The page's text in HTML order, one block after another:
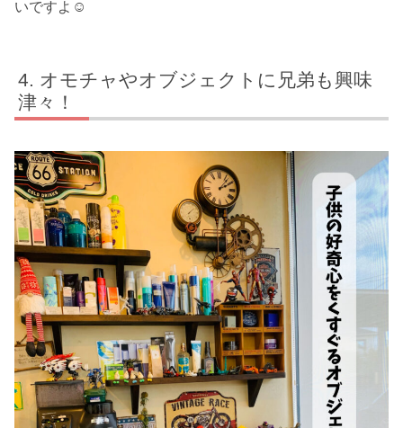
いですよ☺️
オモチャやオブジェクトに兄弟も興味
津々！